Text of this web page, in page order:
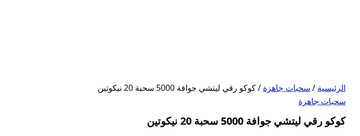
الرئيسية / سحبات جاهزة / كوكو رقي ليتشي جوافة 5000 سحبة 20 نيكوتين
سحبات جاهزة
كوكو رقي ليتشي جوافة 5000 سحبة 20 نيكوتين